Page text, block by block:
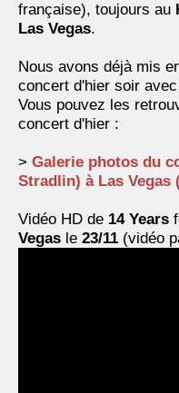
française), toujours au
Las Vegas.
Nous avons déjà mis
concert d'hier soir avec
Vous pouvez les
concert d'hier :
> Galerie photos du
Stradlin) à Las Vegas
Vidéo HD de 14 Years
Vegas le 23/11 (vidéo